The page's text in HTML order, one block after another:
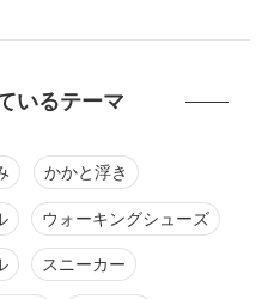
いるテーマ
かかと浮き
ウォーキングシューズ
スニーカー